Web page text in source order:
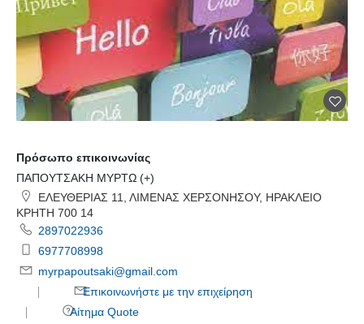
Πρόσωπο επικοινωνίας
ΠΑΠΟΥΤΣΑΚΗ ΜΥΡΤΩ (+)
ΕΛΕΥΘΕΡΙΑΣ 11, ΛΙΜΕΝΑΣ ΧΕΡΣΟΝΗΣΟΥ, ΗΡΑΚΛΕΙΟ
ΚΡΗΤΗ 700 14
2897022936
6977708998
myrpapoutsaki@gmail.com
Επικοινωνήστε με την επιχείρηση
Αίτημα Quote